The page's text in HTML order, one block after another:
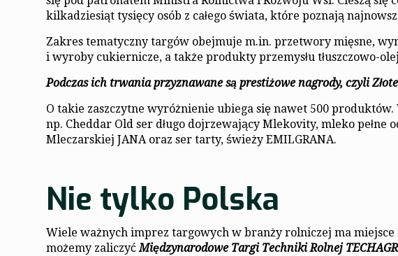
kilkadziesiąt tysięcy osób z całego świata, które poznają
Zakres tematyczny targów obejmuje m.in. przetwory mięsne,
i wyroby cukiernicze, a także produkty przemysłu tłuszczowo-
Podczas ich trwania przyznawane są prestiżowe nagrody, czyli
O takie zaszczytne wyróżnienie ubiega się nawet 500
np. Cheddar Old ser długo dojrzewający Mlekovity, mleko pełne
Mleczarskiej JANA oraz ser tarty, świeży EMILGRANA.
Nie tylko Polska
Wiele ważnych imprez targowych w branży rolniczej ma miejsce
możemy zaliczyćMiędzynarodowe Targi Techniki Rolnej